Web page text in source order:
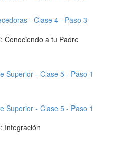
- Clase 4 - Paso 3
Conociendo a tu Padre
Superior - Clase 5 - Paso 1
Superior - Clase 5 - Paso 1
Integración